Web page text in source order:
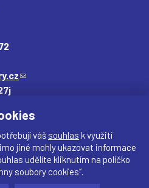
(
k
a
z
o
d
d
k
a
váš souhlas k využití
jiné mohly ukazovat informace
udělíte kliknutím na políčko
soubory cookies“.